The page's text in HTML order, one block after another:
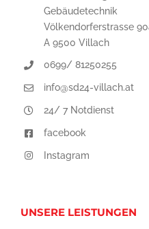
Gebäudetechnik
Völkendorferstrasse
A 9500 Villach
0699/ 81250255
info@sd24-villach.at
24/ 7 Notdienst
facebook
Instagram
UNSERE LEISTUNGEN